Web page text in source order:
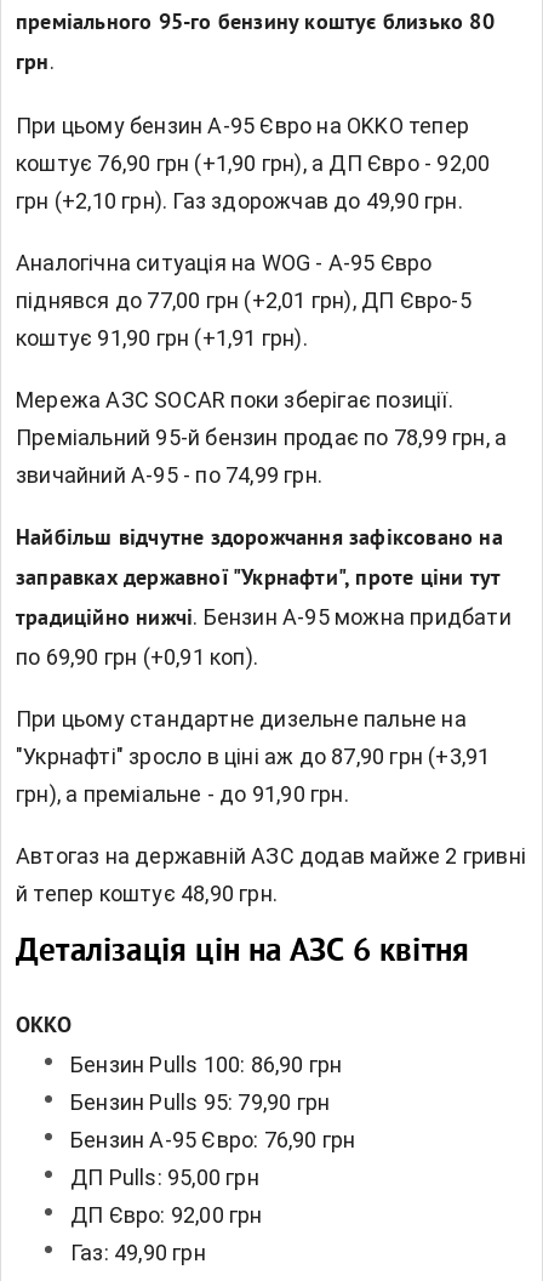
преміального 95-го бензину коштує близько 80
грн.
При цьому бензин А-95 Євро на OKKO тепер
коштує 76,90 грн (+1,90 грн), а ДП Євро - 92,00
грн (+2,10 грн). Газ здорожчав до 49,90 грн.
Аналогічна ситуація на WOG - А-95 Євро
піднявся до 77,00 грн (+2,01 грн), ДП Євро-5
коштує 91,90 грн (+1,91 грн).
Мережа АЗС SOCAR поки зберігає позиції.
Преміальний 95-й бензин продає по 78,99 грн, а
звичайний А-95 - по 74,99 грн.
Найбільш відчутне здорожчання зафіксовано на
заправках державної "Укрнафти", проте ціни тут
традиційно нижчі. Бензин А-95 можна придбати
по 69,90 грн (+0,91 коп).
При цьому стандартне дизельне пальне на
"Укрнафті" зросло в ціні аж до 87,90 грн (+3,91
грн), а преміальне - до 91,90 грн.
Автогаз на державній АЗС додав майже 2 гривні
й тепер коштує 48,90 грн.
Деталізація цін на АЗС 6 квітня
OKKO
Бензин Pulls 100: 86,90 грн
Бензин Pulls 95: 79,90 грн
Бензин А-95 Євро: 76,90 грн
ДП Pulls: 95,00 грн
ДП Євро: 92,00 грн
Газ: 49,90 грн